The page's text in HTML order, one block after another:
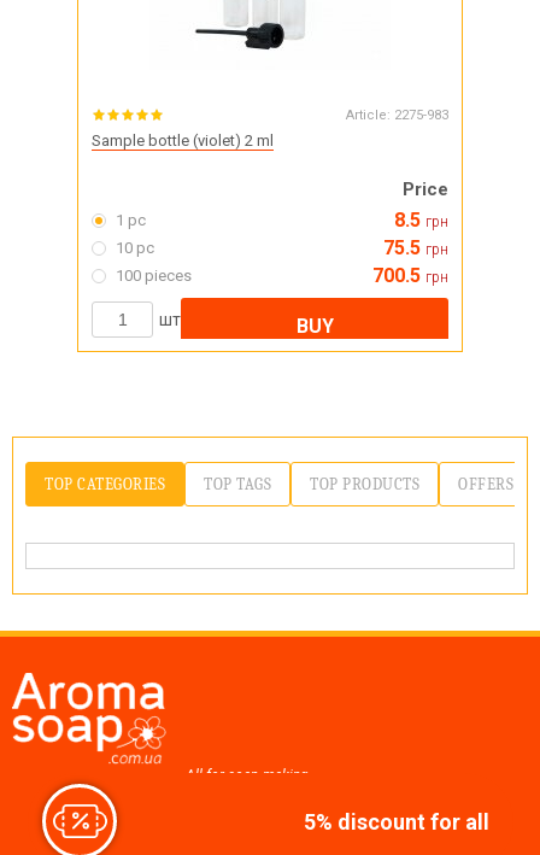
Article: 2275-983
Sample bottle (violet) 2 ml
Price
1 pc 8.5 грн
10 pc 75.5 грн
100 pieces 700.5 грн
шт BUY
5% discount for all
TOP CATEGORIES TOP TAGS TOP PRODUCTS OFFERS
All for soap making,
Join us at